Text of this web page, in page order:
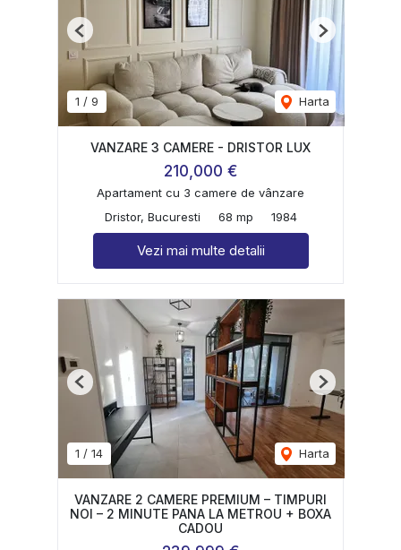
1 / 9 Harta
Previous Next
VANZARE 3 CAMERE - DRISTOR LUX
210,000 €
Apartament cu 3 camere de vânzare
Dristor, Bucuresti
68 mp 1984
Vezi mai multe detalii
1 / 14 Harta
Previous Next
VANZARE 2 CAMERE PREMIUM – TIMPURI
NOI – 2 MINUTE PANA LA METROU + BOXA
CADOU